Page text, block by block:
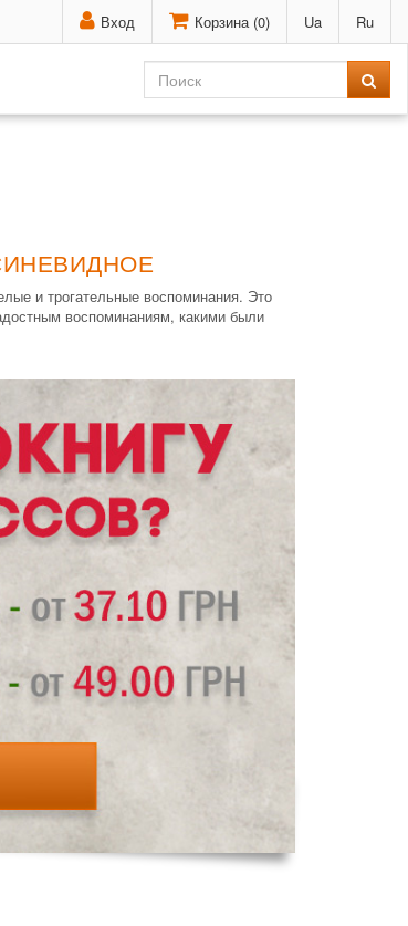
Вход Корзина (0) Ua Ru
и трогательные воспоминания. Это
воспоминаниям, какими были